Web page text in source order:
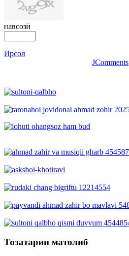
навсозӣ
Ирсол
JComments
Тозатарин матолиб